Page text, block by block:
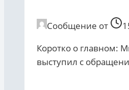
Сообщение от
Коротко о главном:
выступил с